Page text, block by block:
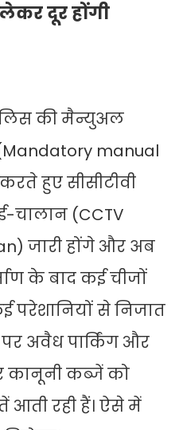
दूर होंगी
की मैन्युअल
manual
हुए सीसीटीवी
चालान (CCTV
जारी होंगे और अब
के बाद कई चीजों
परेशानियों से निजात
अवैध पार्किंग और
कानूनी कब्जें को
रही हैं। ऐसे में